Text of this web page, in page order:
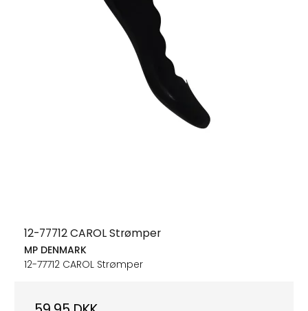
12-77712 CAROL Strømper
MP DENMARK
12-77712 CAROL Strømper